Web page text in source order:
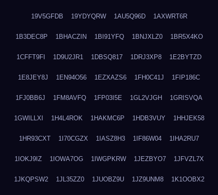
19V5GFDB 19YDYQRW 1AU5Q96D 1AXWRT6R
1B3DEC8P 1BHACZIN 1BI91YFQ 1BNJXLZ0 1BR5X4KO
1CFFT9FI 1D9U2JR1 1DBSQ817 1DRJ3XP8 1E2BYTZD
1E8JEY8J 1EN94O56 1EZXAZS6 1FH0C41J 1FIP186C
1FJ0BB6J 1FM8AVFQ 1FP03I5E 1GL2VJGH 1GRISVQA
1GWILLXI 1H4L4ROK 1HAKMC6P 1HDB3VUY 1HHJEK58
1HR93CXT 1I70CGZX 1IASZ8H3 1IF86W04 1IHA2RU7
1IOKJ9IZ 1IOWA7OG 1IWGPKRW 1JEZBYO7 1JFVZL7X
1JKQPSW2 1JL35ZZ0 1JUOBZ9U 1JZ9UNM8 1K1OOBX2